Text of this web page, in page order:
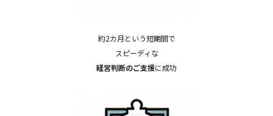
約2カ月という短期間で
スピーディな
経営判断のご支援に成功